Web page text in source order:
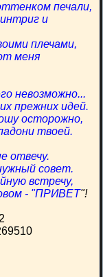
печали,
и
плечами,
меня
невозможно...
прежних идей.
осторожно,
твоей.
отвечу.
совет.
встречу,
- "ПРИВЕТ"!